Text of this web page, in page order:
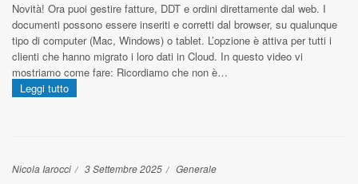
Novità! Ora puoi gestire fatture, DDT e ordini direttamente dal web. I
documenti possono essere inseriti e corretti dal browser, su qualunque
tipo di computer (Mac, Windows) o tablet. L’opzione è attiva per tutti i
clienti che hanno migrato i loro dati in Cloud. In questo video vi
mostriamo come fare: Ricordiamo che non è…
Leggi tutto
Nicola Iarocci 3 Settembre 2025 Generale